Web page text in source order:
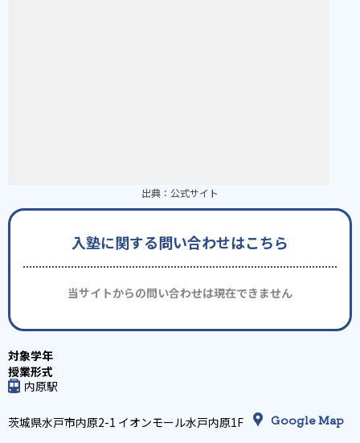
出典： 公式サイト
入塾に関する問い合わせはこちら
当サイトからの問い合わせは現在できません
内原駅
茨城県水戸市内原2-1 イオンモール水戸内原1F Google Map